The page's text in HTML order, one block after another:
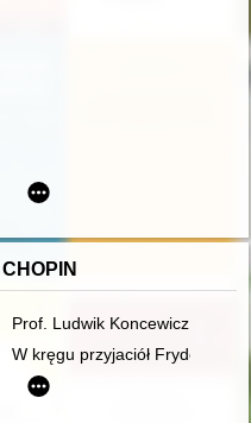
polityka społeczno-
En hommage à Maciej
Prof. Ludwik Koncewicz
W kręgu przyjaciół Fryderyka
nella Bibliotheca e